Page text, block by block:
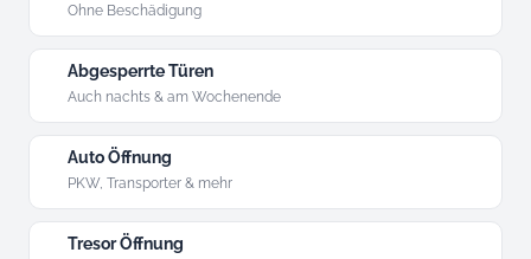
Ohne Beschädigung
Abgesperrte Türen
Auch nachts & am Wochenende
Auto Öffnung
PKW, Transporter & mehr
Tresor Öffnung